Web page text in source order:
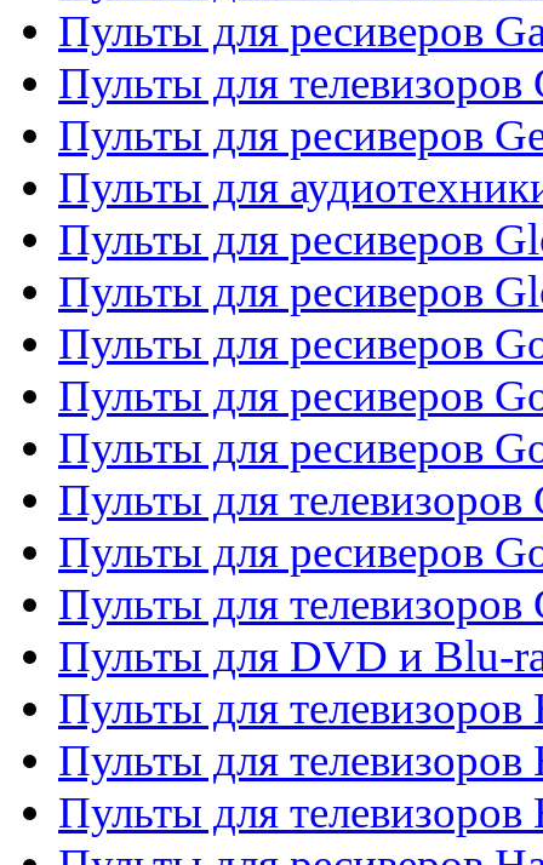
Пульты для ресиверов
Пульты для телевизоров
Пульты для ресиверов
Пульты для
Пульты для ресиверов
Пульты для ресиверов
Пульты для ресиверов
Пульты для ресиверов
Пульты для ресиверов
Пульты для телевизоров
Пульты для ресиверов
Пульты для телевизоров
Пульты для DVD и Blu-
Пульты для телевизоров
Пульты для телевизоров
Пульты для